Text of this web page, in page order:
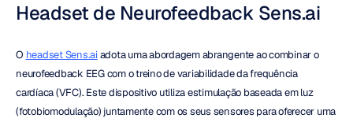
Headset de Neurofeedback Sens.ai
O headset Sens.ai adota uma abordagem abrangente ao combinar o
neurofeedback EEG com o treino de variabilidade da frequência
cardíaca (VFC). Este dispositivo utiliza estimulação baseada em luz
(fotobiomodulação) juntamente com os seus sensores para oferecer uma